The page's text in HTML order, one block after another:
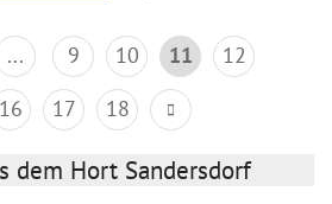
... 9 10 11
12
16 17 18
dem Hort Sandersdorf